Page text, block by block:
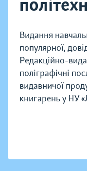
Видання
популярної,
Редакційно-
поліграфічні
видавничої
книгарень у НУ